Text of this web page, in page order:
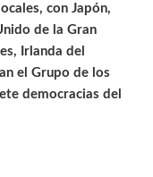
con Japón,
de la Gran
Irlanda del
el Grupo de los
democracias del